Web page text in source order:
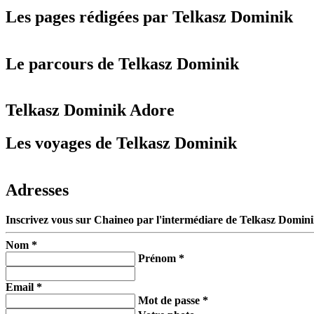
Les pages rédigées par Telkasz Dominik
Le parcours de Telkasz Dominik
Telkasz Dominik Adore
Les voyages de Telkasz Dominik
Adresses
Inscrivez vous sur Chaineo par l'intermédiare de Telkasz
Nom *
Prénom *
Email *
Mot de passe *